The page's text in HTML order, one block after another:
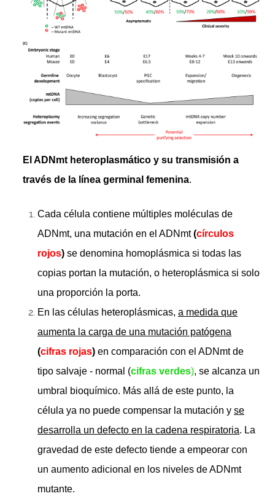
El ADNmt heteroplasmático y su transmisión a
través de la línea germinal femenina.
Cada célula contiene múltiples moléculas de
ADNmt, una mutación en el ADNmt(círculos
rojos) se denomina homoplásmica si todas las
copias portan la mutación, o heteroplásmica si solo
una proporción la porta.
En las células heteroplásmicas, a medida que
aumenta la carga de una mutación patógena
(cifras rojas) en comparación con el ADNmt de
tipo salvaje - normal (cifras verdes), se alcanza un
umbral bioquímico. Más allá de este punto, la
célula ya no puede compensar la mutación y se
desarrolla un defecto en la cadena respiratoria. La
gravedad de este defecto tiende a empeorar con
un aumento adicional en los niveles de ADNmt
mutante.